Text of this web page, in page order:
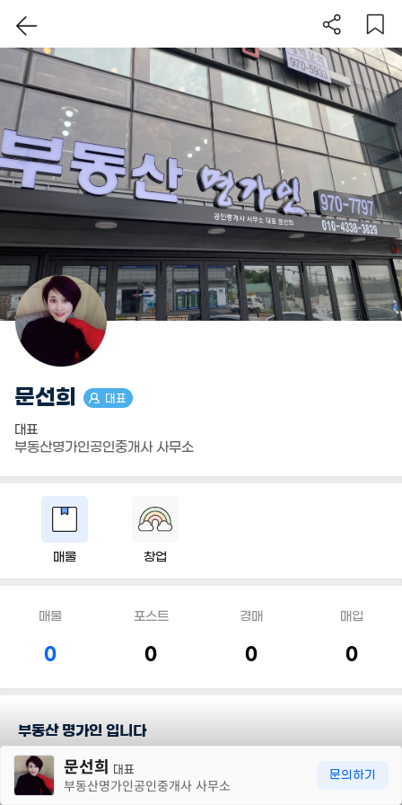
문선희 대표
대표
부동산명가인공인중개사 사무소
매물 창업
매물
0
포스트
0
경매
0
매입
0
부동산 명가인 입니다
담당지역문선희 대표
부동산명가인공인중개사 사무소
문의하기
이 지역 보기